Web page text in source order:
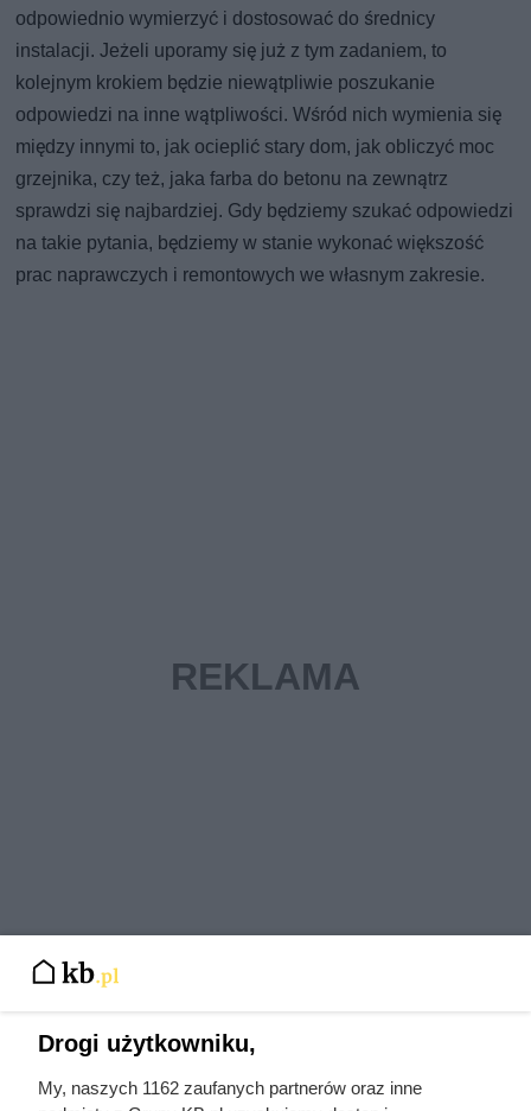
odpowiednio wymierzyć i dostosować do średnicy
instalacji. Jeżeli uporamy się już z tym zadaniem, to
kolejnym krokiem będzie niewątpliwie poszukanie
odpowiedzi na inne wątpliwości. Wśród nich wymienia się
między innymi to, jak ocieplić stary dom, jak obliczyć moc
grzejnika, czy też, jaka farba do betonu na zewnątrz
sprawdzi się najbardziej. Gdy będziemy szukać odpowiedzi
na takie pytania, będziemy w stanie wykonać większość
prac naprawczych i remontowych we własnym zakresie.
Drogi użytkowniku,
My, naszych 1162 zaufanych partnerów oraz inne